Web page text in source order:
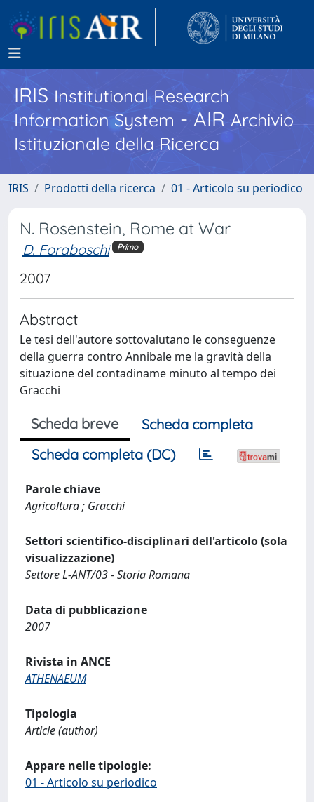
IRISInstitutional Research
Information System - AIR Archivio
Istituzionale della Ricerca
IRIS Prodotti della ricerca 01 - Articolo su periodico
N. Rosenstein, Rome at War
D. Foraboschi Primo
2007
Abstract
Le tesi dell'autore sottovalutano le conseguenze
della guerra contro Annibale me la gravità della
situazione del contadiname minuto al tempo dei
Gracchi
Scheda breve
Scheda completa
Scheda completa (DC)
Parole chiave
Agricoltura ; Gracchi
Settori scientifico-disciplinari dell'articolo (sola
visualizzazione)
Settore L-ANT/03 - Storia Romana
Data di pubblicazione
2007
Rivista in ANCE
ATHENAEUM
Tipologia
Article (author)
Appare nelle tipologie:
01 - Articolo su periodico